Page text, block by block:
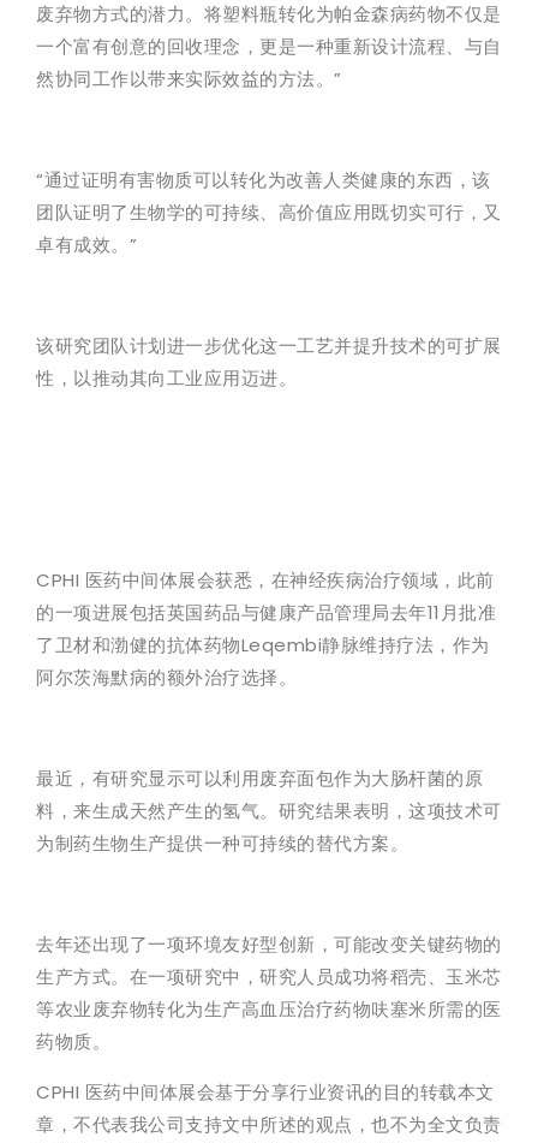
废弃物方式的潜力。将塑料瓶转化为帕金森病药物不仅是
一个富有创意的回收理念，更是一种重新设计流程、与自
然协同工作以带来实际效益的方法。”
“通过证明有害物质可以转化为改善人类健康的东西，该
团队证明了生物学的可持续、高价值应用既切实可行，又
卓有成效。”
该研究团队计划进一步优化这一工艺并提升技术的可扩展
性，以推动其向工业应用迈进。
CPHI 医药中间体展会获悉，在神经疾病治疗领域，此前
的一项进展包括英国药品与健康产品管理局去年11月批准
了卫材和渤健的抗体药物Leqembi静脉维持疗法，作为
阿尔茨海默病的额外治疗选择。
最近，有研究显示可以利用废弃面包作为大肠杆菌的原
料，来生成天然产生的氢气。研究结果表明，这项技术可
为制药生物生产提供一种可持续的替代方案。
去年还出现了一项环境友好型创新，可能改变关键药物的
生产方式。在一项研究中，研究人员成功将稻壳、玉米芯
等农业废弃物转化为生产高血压治疗药物呋塞米所需的医
药物质。
CPHI 医药中间体展会基于分享行业资讯的目的转载本文
章，不代表我公司支持文中所述的观点，也不为全文负责